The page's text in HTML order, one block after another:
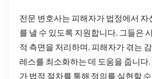
전문 변호사는 피해자가 법정에서 자
를 낼 수 있도록 지원합니다. 그들은
적 측면을 처리하며, 피해자가 겪는
레스를 최소화하는 데 도움을 줍니다
가 법적 절차를 통해 정의를 실현할